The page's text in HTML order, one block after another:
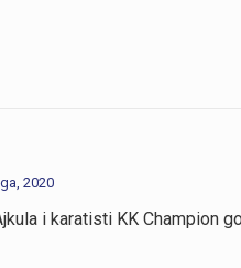
2020
i karatisti KK Champion